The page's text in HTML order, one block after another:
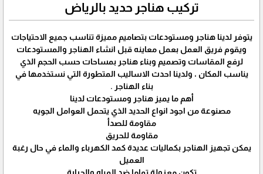
تركيب هناجر حديد بالرياض
يتوفر لدينا هناجر ومستودعات بتصاميم مميزة تناسب جميع الاحتياجات
ويقوم فريق العمل بعمل معاينه قبل انشاء الهناجر والمستودعات
لرفع المقاسات وتصميم وبناء هناجر بمساحات حسب الحجم الذي
يناسب المكان ، ولدينا احدث الاساليب المتطورة التي نستخدمها في
بناء الهناجر .
أهم ما يميز هناجر ومستودعات لدينا
مصنوعة من اجود انواع الحديد الذي يتحمل العوامل الجويه
مقاومة للصدأ
مقاومة للحريق
يمكن تجهيز الهناجر بكماليات عديدة كمد الكهرباء والماء في حال رغبة
العميل
تكون معزولة تماما ضد المياه والحرارة